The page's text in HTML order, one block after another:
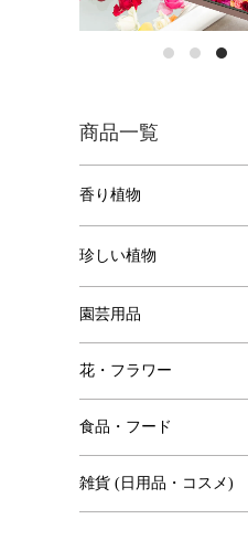
商品一覧
香り植物
珍しい植物
園芸用品
花・フラワー
食品・フード
雑貨 (日用品・コスメ)